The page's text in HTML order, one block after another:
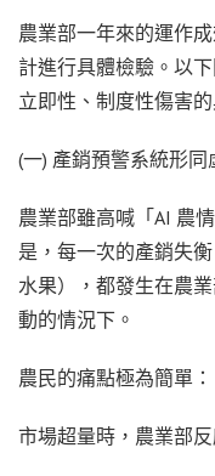
農業部一年來的運作
計進行具體檢驗。以
立即性、制度性傷害的
(一) 產銷預警系統形
農業部雖高喊「AI 農
是，每一次的產銷失
水果），都發生在農
動的情況下。
農民的痛點極為簡單：
市場超量時，農業部